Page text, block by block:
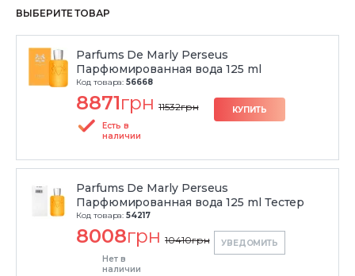
ВЫБЕРИТЕ ТОВАР
Parfums De Marly Perseus
Парфюмированная вода 125 ml
Код товара: 56668
8871грн 11532грн
Есть в
наличии
КУПИТЬ
Parfums De Marly Perseus
Парфюмированная вода 125 ml Тестер
Код товара: 54217
8008грн 10410грн
Нет в
наличии
УВЕДОМИТЬ